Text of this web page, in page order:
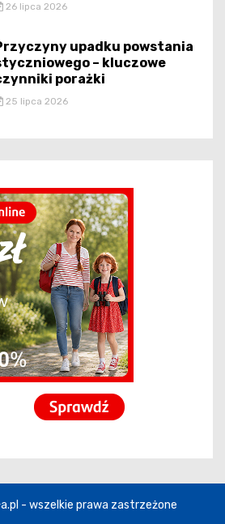
26 lipca 2026
upadku powstania
– kluczowe
porażki
25 lipca 2026
- wszelkie prawa zastrzeżone